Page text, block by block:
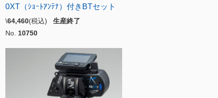
0XT（ｼｮｰﾄｱﾝﾃﾅ）付きBTセット
\64,460(税込) 生産終了
No. 10750